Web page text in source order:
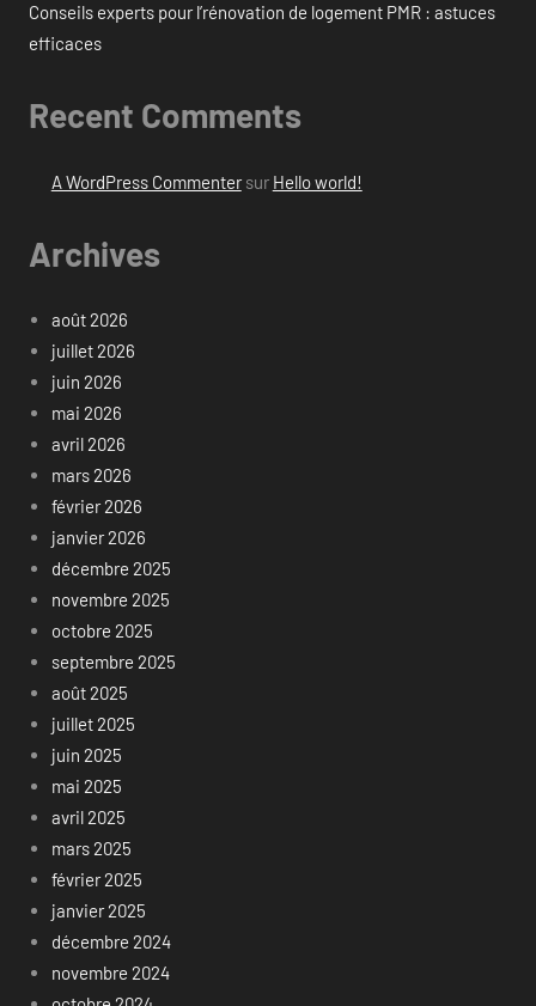
Conseils experts pour l’rénovation de logement PMR : astuces
efficaces
Recent Comments
A WordPress Commentersur Hello world!
Archives
août 2026
juillet 2026
juin 2026
mai 2026
avril 2026
mars 2026
février 2026
janvier 2026
décembre 2025
novembre 2025
octobre 2025
septembre 2025
août 2025
juillet 2025
juin 2025
mai 2025
avril 2025
mars 2025
février 2025
janvier 2025
décembre 2024
novembre 2024